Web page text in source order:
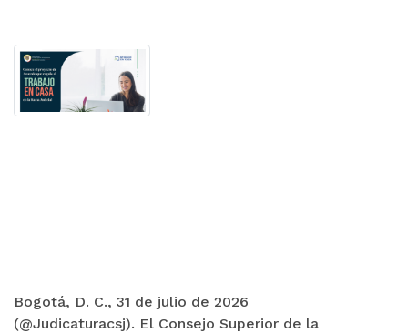
Bogotá, D. C., 31 de julio de 2026
(@Judicaturacsj). El Consejo Superior de la